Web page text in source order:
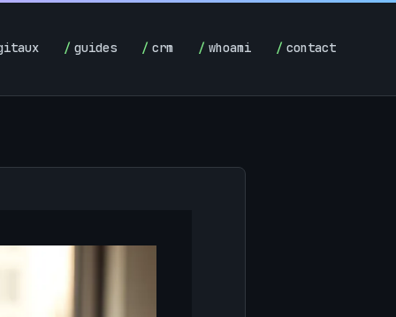
guides crm whoami contact